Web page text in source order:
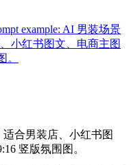
合男装店、小红书图
竖版氛围图。